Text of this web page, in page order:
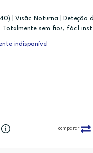
| Visão Noturna | Deteção d
Totalmente sem fios, fácil inst
indisponível
comparar